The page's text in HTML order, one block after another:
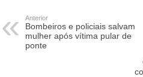
Anterior
Bombeiros e policiais salvam
mulher após vítima pular de
ponte